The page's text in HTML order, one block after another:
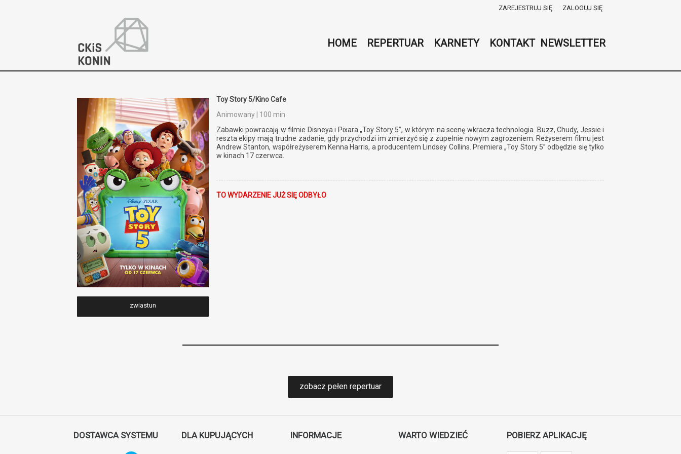
ZAREJESTRUJ SIĘ ZALOGUJ SIĘ
0,00
HOME REPERTUAR KARNETY KONTAKT NEWSLETTER
zwiastun
Toy Story 5/Kino Cafe
Animowany | 100 min
Zabawki powracają w filmie Disneya i Pixara „Toy Story 5”, w którym na scenę wkracza technologia. Buzz, Chudy, Jessie i
reszta ekipy mają trudne zadanie, gdy przychodzi im zmierzyć się z zupełnie nowym zagrożeniem. Reżyserem filmu jest
Andrew Stanton, współreżyserem Kenna Harris, a producentem Lindsey Collins. Premiera „Toy Story 5” odbędzie się tylko
w kinach 17 czerwca.
TO WYDARZENIE JUŻ SIĘ ODBYŁO
zobacz pełen repertuar
DOSTAWCA SYSTEMU DLA KUPUJĄCYCH INFORMACJE WARTO WIEDZIEĆ POBIERZ APLIKACJĘ